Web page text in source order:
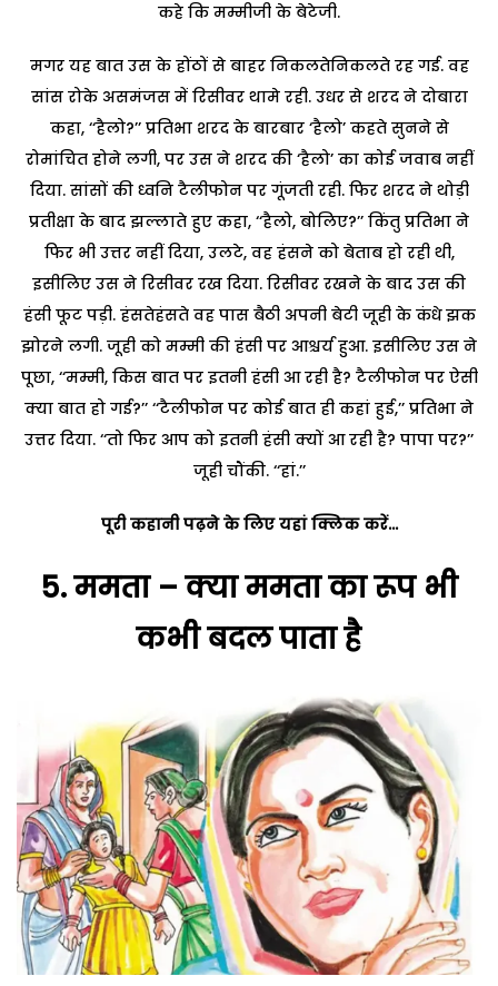
कहे कि मम्मीजी के बेटेजी.
मगर यह बात उस के होंठों से बाहर निकलतेनिकलते रह गई. वह
सांस रोके असमंजस में रिसीवर थामे रही. उधर से शरद ने दोबारा
कहा, ‘‘हैलो?’’ प्रतिभा शरद के बारबार ‘हैलो’ कहते सुनने से
रोमांचित होने लगी, पर उस ने शरद की ‘हैलो’ का कोई जवाब नहीं
दिया. सांसों की ध्वनि टैलीफोन पर गूंजती रही. फिर शरद ने थोड़ी
प्रतीक्षा के बाद झल्लाते हुए कहा, ‘‘हैलो, बोलिए?’’ किंतु प्रतिभा ने
फिर भी उत्तर नहीं दिया, उलटे, वह हंसने को बेताब हो रही थी,
इसीलिए उस ने रिसीवर रख दिया. रिसीवर रखने के बाद उस की
हंसी फूट पड़ी. हंसतेहंसते वह पास बैठी अपनी बेटी जूही के कंधे झक
झोरने लगी. जूही को मम्मी की हंसी पर आश्चर्य हुआ. इसीलिए उस ने
पूछा, ‘‘मम्मी, किस बात पर इतनी हंसी आ रही है? टैलीफोन पर ऐसी
क्या बात हो गई?’’ ‘‘टैलीफोन पर कोई बात ही कहां हुई,’’ प्रतिभा ने
उत्तर दिया. ‘‘तो फिर आप को इतनी हंसी क्यों आ रही है? पापा पर?’’
जूही चौंकी. ‘‘हां.’’
पूरी कहानी पढ़ने के लिए यहां क्लिक करें…
5.ममता – क्या ममता का रूप भी
कभी बदल पाता है